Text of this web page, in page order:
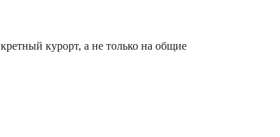
курорт, а не только на общие